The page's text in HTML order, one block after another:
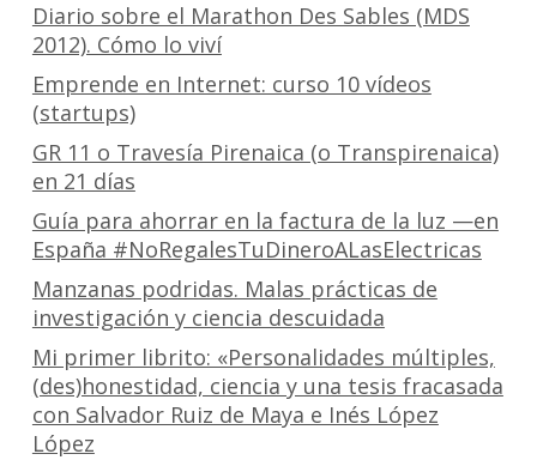
Diario sobre el Marathon Des Sables (MDS
2012). Cómo lo viví
Emprende en Internet: curso 10 vídeos
(startups)
GR 11 o Travesía Pirenaica (o Transpirenaica)
en 21 días
Guía para ahorrar en la factura de la luz —en
España #NoRegalesTuDineroALasElectricas
Manzanas podridas. Malas prácticas de
investigación y ciencia descuidada
Mi primer librito: «Personalidades múltiples,
(des)honestidad, ciencia y una tesis fracasada
con Salvador Ruiz de Maya e Inés López
López